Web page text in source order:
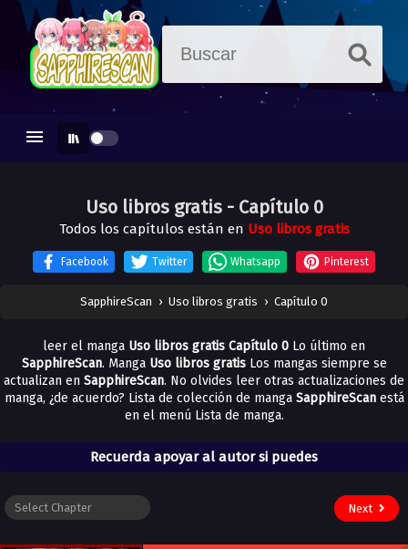
Uso libros gratis - Capítulo 0
Todos los capítulos están en Uso libros gratis
Facebook Twitter Whatsapp Pinterest
SapphireScan › Uso libros gratis › Capítulo 0
leer el manga Uso libros gratis Capítulo 0 Lo último en
SapphireScan. Manga Uso libros gratis Los mangas siempre se
actualizan en SapphireScan. No olvides leer otras actualizaciones de
manga, ¿de acuerdo? Lista de colección de manga SapphireScanestá
en el menú Lista de manga.
Recuerda apoyar al autor si puedes
Next